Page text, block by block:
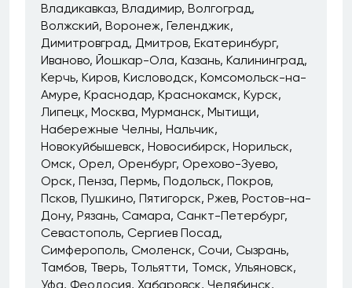
Владикавказ Владимир Волгоград
Волжский Воронеж Геленджик
Димитровград Дмитров Екатеринбург
Иваново Йошкар-Ола Казань Калининград
Керчь Киров Кисловодск Комсомольск-на-
Амуре Краснодар Краснокамск Курск
Липецк Москва Мурманск Мытищи
Набережные Челны Нальчик
Новокуйбышевск Новосибирск Норильск
Омск Орел Оренбург Орехово-Зуево
Орск Пенза Пермь Подольск Покров
Псков Пушкино Пятигорск Ржев Ростов-на-
Дону Рязань Самара Санкт-Петербург
Севастополь Сергиев Посад
Симферополь Смоленск Сочи Сызрань
Тамбов Тверь Тольятти Томск Ульяновск
Уфа Феодосия Хабаровск Челябинск